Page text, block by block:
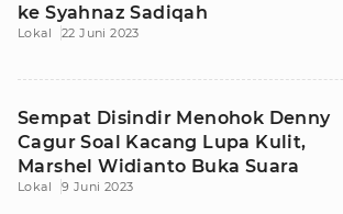
ke Syahnaz Sadiqah
Lokal 22 Juni 2023
Sempat Disindir Menohok Denny
Cagur Soal Kacang Lupa Kulit,
Marshel Widianto Buka Suara
Lokal 9 Juni 2023